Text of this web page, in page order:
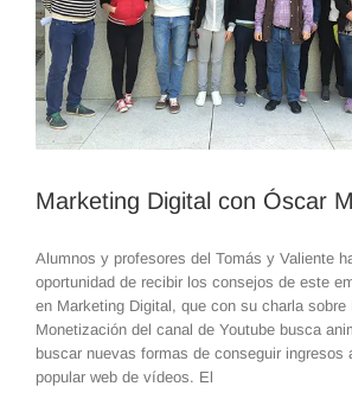
Marketing Digital con Óscar
Alumnos y profesores del Tomás y Valiente
oportunidad de recibir los consejos de este
en Marketing Digital, que con su charla sobre
Monetización del canal de Youtube busca
buscar nuevas formas de conseguir ingresos
popular web de vídeos. El